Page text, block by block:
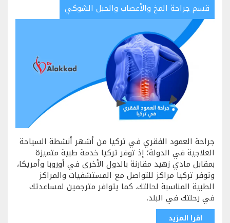
قسم جراحة المخ والأعصاب والحبل الشوكي
جراحة العمود الفقري في تركيا من أشهر أنشطة السياحة
العلاجية في الدولة؛ إذ توفر تركيا خدمة طبية متميزة
بمقابل مادي زهيد مقارنة بالدول الأخرى في أوروبا وأمريكا،
وتوفر تركيا مراكز للتواصل مع المستشفيات والمراكز
الطبية المناسبة لحالتك. كما يتوافر مترجمين لمساعدتك
في رحلتك في البلد.
اقرا المزيد